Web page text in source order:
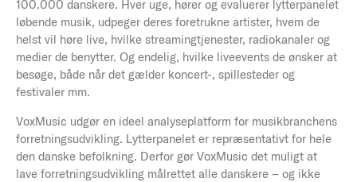
100.000 danskere. Hver uge, hører og evaluerer lytterpanelet
løbende musik, udpeger deres foretrukne artister, hvem de
helst vil høre live, hvilke streamingtjenester, radiokanaler og
medier de benytter. Og endelig, hvilke liveevents de ønsker at
besøge, både når det gælder koncert-, spillesteder og
festivaler mm.
VoxMusic udgør en ideel analyseplatform for musikbranchens
forretningsudvikling. Lytterpanelet er repræsentativt for hele
den danske befolkning. Derfor gør VoxMusic det muligt at
lave forretningsudvikling målrettet alle danskere – og ikke